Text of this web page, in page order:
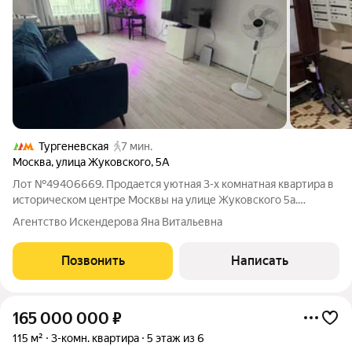
Тургеневская
7 мин.
Москва,улица Жуковского,5А
Лот №49406669. Продается уютная 3-х комнатная квартира в
историческом центре Москвы на улице Жуковского 5а.
Квартира расположена на 4 этаже 5-этажного кирпичного
сталинского дома 1955 года постройки.. Дом построен по
индивидуальному проекту. Высокие
Агентство Искендерова Яна Витальевна
Позвонить Написать
165 000 000 ₽
115 м² 3-комн. квартира 5 этаж из 6